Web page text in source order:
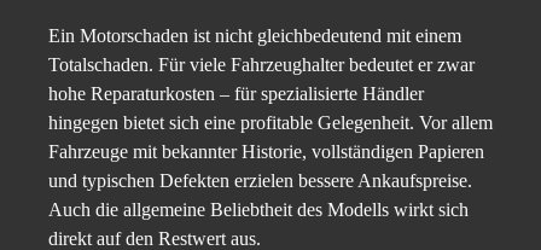
Ein Motorschaden ist nicht gleichbedeutend mit einem
Totalschaden. Für viele Fahrzeughalter bedeutet er zwar
hohe Reparaturkosten – für spezialisierte Händler
hingegen bietet sich eine profitable Gelegenheit. Vor allem
Fahrzeuge mit bekannter Historie, vollständigen Papieren
und typischen Defekten erzielen bessere Ankaufspreise.
Auch die allgemeine Beliebtheit des Modells wirkt sich
direkt auf den Restwert aus.